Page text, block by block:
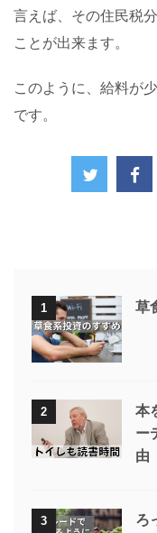
言えば、その住民税
ことが出来ます。
このように、給料が
です。
1 草
2
本
ー
由
3
ろ